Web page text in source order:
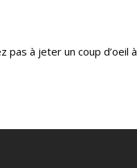
pas à jeter un coup d’oeil à